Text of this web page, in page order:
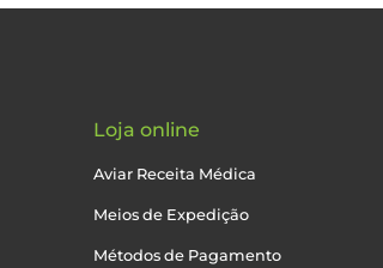
Loja online
Aviar Receita Médica
Meios de Expedição
Métodos de Pagamento